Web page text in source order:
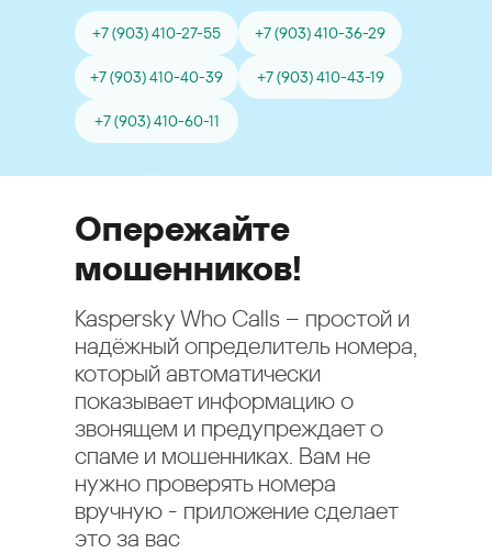
+7 (903) 410-27-55 +7 (903) 410-36-29
+7 (903) 410-40-39 +7 (903) 410-43-19
+7 (903) 410-60-11
Опережайте
мошенников!
Kaspersky Who Calls – простой и
надёжный определитель номера,
который автоматически
показывает информацию о
звонящем и предупреждает о
спаме и мошенниках. Вам не
нужно проверять номера
вручную - приложение сделает
это за вас